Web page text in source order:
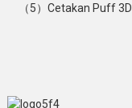
（5）Cetakan Puff 3D